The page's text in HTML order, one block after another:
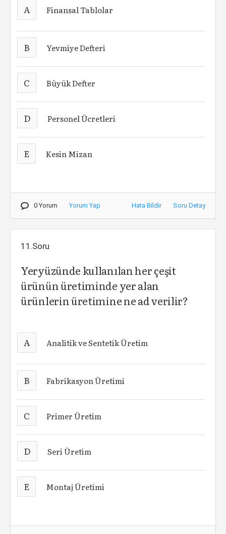
A Finansal Tablolar
B Yevmiye Defteri
C Büyük Defter
D Personel Ücretleri
E Kesin Mizan
0 Yorum Yorum Yap Hata Bildir Soru Detay
11.Soru
Yeryüzünde kullanılan her çeşit
ürünün üretiminde yer alan
ürünlerin üretimine ne ad verilir?
A Analitik ve Sentetik Üretim
B Fabrikasyon Üretimi
C Primer Üretim
D Seri Üretim
E Montaj Üretimi